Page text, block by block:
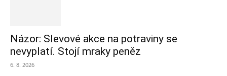
Názor: Slevové akce na potraviny se
nevyplatí. Stojí mraky peněz
6. 8. 2026